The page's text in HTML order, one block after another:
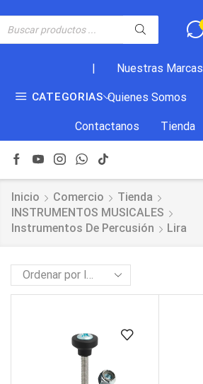
CATEGORIAS
Nuestras Marcas
Quienes Somos
Contactanos Tienda
Inicio Comercio
Tienda
INSTRUMENTOS MUSICALES
Instrumentos De Percusión
Lira